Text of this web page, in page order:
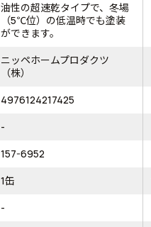
油性の超速乾タイプで、冬場
（5℃位）の低温時でも塗装
ができます。
ニッペホームプロダクツ
（株）
4976124217425
-
157-6952
1缶
-